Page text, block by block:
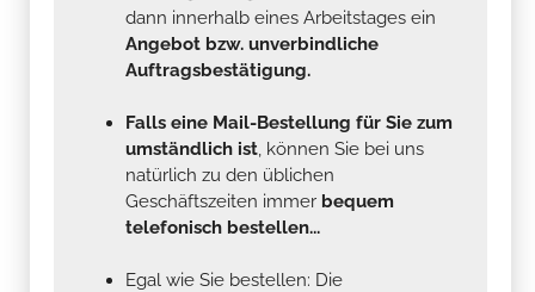
dann innerhalb eines Arbeitstages ein
Angebot bzw. unverbindliche
Auftragsbestätigung.
Falls eine Mail-Bestellung für Sie zum
umständlich ist, können Sie bei uns
natürlich zu den üblichen
Geschäftszeiten immer bequem
telefonisch bestellen...
Egal wie Sie bestellen: Die